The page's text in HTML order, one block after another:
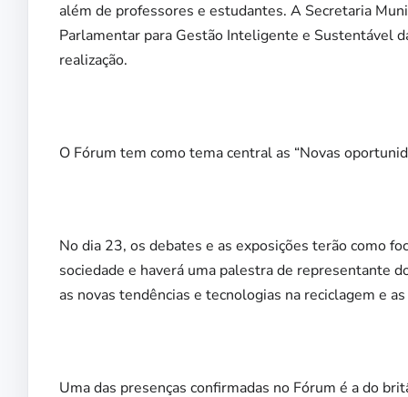
além de professores e estudantes. A Secretaria
Parlamentar para Gestão Inteligente e Sustentável
realização.
O Fórum tem como tema central as “Novas
No dia 23, os debates e as exposições terão como
sociedade e haverá uma palestra de representante
as novas tendências e tecnologias na reciclagem e
Uma das presenças confirmadas no Fórum é a do